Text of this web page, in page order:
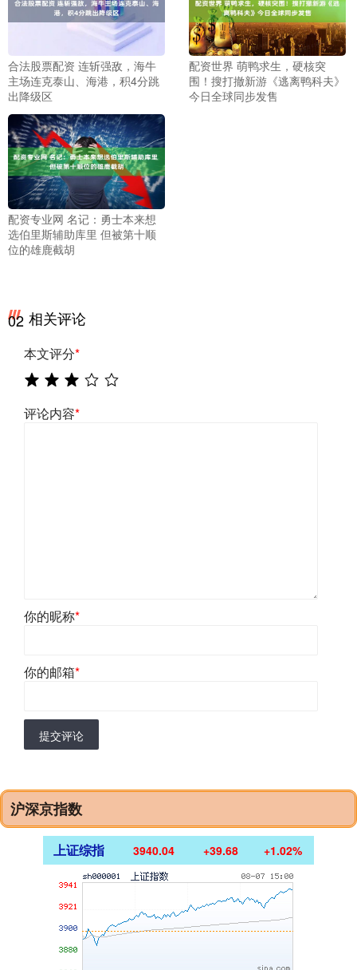
合法股票配资 连斩强敌，海牛
主场连克泰山、海港，积4分跳
出降级区
配资世界 萌鸭求生，硬核突
围！搜打撤新游《逃离鸭科夫》
今日全球同步发售
配资专业网 名记：勇士本来想
选伯里斯辅助库里 但被第十顺
位的雄鹿截胡
02 相关评论
本文评分*
评论内容*
你的昵称*
你的邮箱*
提交评论
沪深京指数
上证综指 3940.04 +39.68 +1.02%